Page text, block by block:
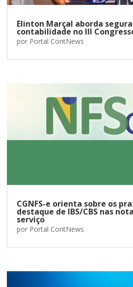
Elinton Marçal aborda
contabilidade no III
por Portal ContNews
CGNFS-e orienta sobre os
destaque de IBS/CBS nas
serviço
por Portal ContNews